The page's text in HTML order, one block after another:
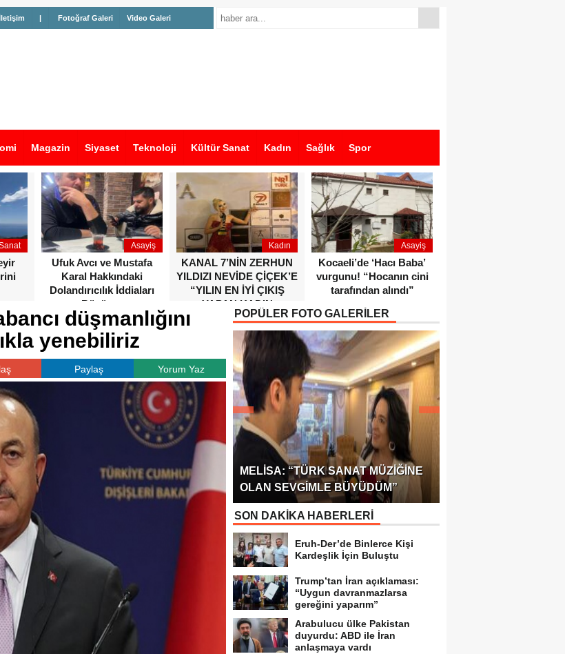
| Fotoğraf Galeri Video Galeri
Magazin Siyaset Teknoloji Kültür Sanat Kadın Sağlık Spor
Asayiş
Ufuk Avcı ve Mustafa
Karal Hakkındaki
Dolandırıcılık İddiaları
Büyüyor
Kadın
KANAL 7’NİN ZERHUN
YILDIZI NEVİDE ÇİÇEK’E
“YILIN EN İYİ ÇIKIŞ
YAPAN KADIN
OYUNCUSU” ÖDÜLÜ!
Asayiş
Kocaeli’de ‘Hacı Baba’
vurgunu! “Hocanın cini
tarafından alındı”
düşmanlığını
yenebiliriz
Paylaş Yorum Yaz
POPÜLER FOTO GALERİLER
MELISA: “TÜRK SANAT MÜZIĞINE
OLAN SEVGIMLE BÜYÜDÜM”
SON DAKİKA HABERLERİ
Eruh-Der’de Binlerce Kişi
Kardeşlik İçin Buluştu
Trump’tan İran açıklaması:
“Uygun davranmazlarsa
gereğini yaparım”
Arabulucu ülke Pakistan
duyurdu: ABD ile İran
anlaşmaya vardı